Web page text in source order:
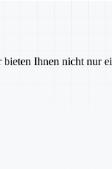
Ihnen nicht